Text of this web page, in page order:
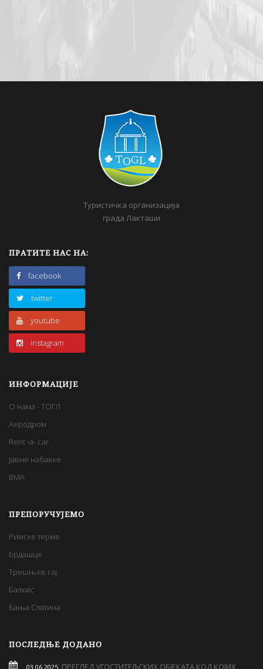
Туристичка организација
града Лакташи
ПРАТИТЕ НАС НА:
facebook
twitter
youtube
instagram
ИНФОРМАЦИЈЕ
О нама - ТОГЛ
Аеродром
Rent -a- car
Јавне набавке
BMA
ПРЕПОРУЧУЈЕМО
Римске терме
Брдашце
Трешњев гај
Балкис
Бања Слатина
ПОСЛЕДЊЕ ДОДАНО
03.06.2025 ПРЕГЛЕД УГОСТИТЕЉСКИХ ОБЈЕКАТА КОД КОЈИХ